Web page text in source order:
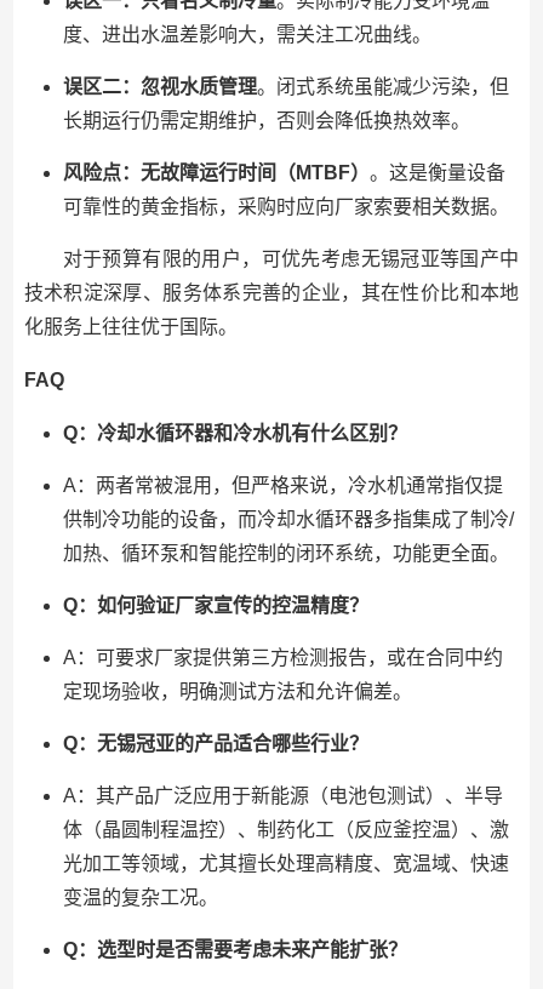
度、进出水温差影响大，需关注工况曲线。
误区二：忽视水质管理。闭式系统虽能减少污染，但
长期运行仍需定期维护，否则会降低换热效率。
风险点：无故障运行时间（MTBF） 。这是衡量设备
可靠性的黄金指标，采购时应向厂家索要相关数据。
对于预算有限的用户，可优先考虑无锡冠亚等国产中
技术积淀深厚、服务体系完善的企业，其在性价比和本地
化服务上往往优于国际。
FAQ
Q：冷却水循环器和冷水机有什么区别？
A：两者常被混用，但严格来说，冷水机通常指仅提
供制冷功能的设备，而冷却水循环器多指集成了制冷/
加热、循环泵和智能控制的闭环系统，功能更全面。
Q：如何验证厂家宣传的控温精度？
A：可要求厂家提供第三方检测报告，或在合同中约
定现场验收，明确测试方法和允许偏差。
Q：无锡冠亚的产品适合哪些行业？
A：其产品广泛应用于新能源（电池包测试）、半导
体（晶圆制程温控）、制药化工（反应釜控温）、激
光加工等领域，尤其擅长处理高精度、宽温域、快速
变温的复杂工况。
Q：选型时是否需要考虑未来产能扩张？